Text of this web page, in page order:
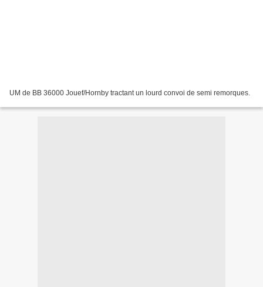
UM de BB 36000 Jouef/Hornby tractant un lourd convoi de semi remorques.